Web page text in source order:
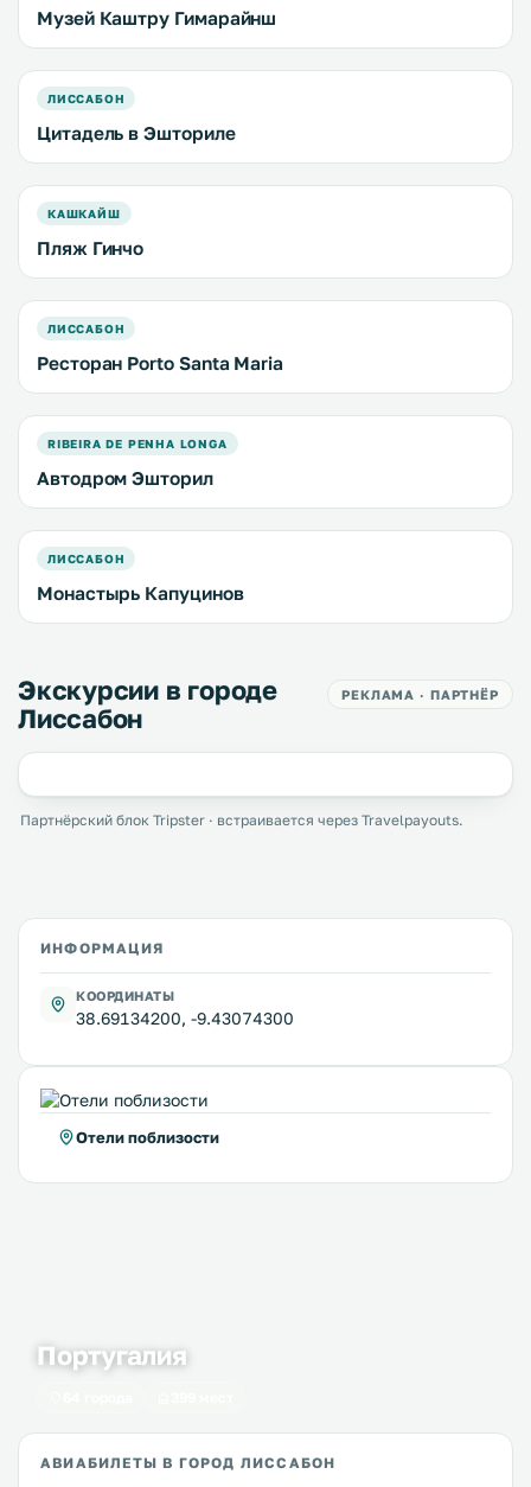
Музей Каштру Гимарайнш
ЛИССАБОН
Цитадель в Эшториле
КАШКАЙШ
Пляж Гинчо
ЛИССАБОН
Ресторан Porto Santa Maria
RIBEIRA DE PENHA LONGA
Автодром Эшторил
ЛИССАБОН
Монастырь Капуцинов
Экскурсии в городе
Лиссабон
РЕКЛАМА · ПАРТНЁР
Партнёрский блок Tripster · встраивается через Travelpayouts.
ИНФОРМАЦИЯ
КООРДИНАТЫ
38.69134200, -9.43074300
Отели поблизости
Португалия
АВИАБИЛЕТЫ В ГОРОД ЛИССАБОН